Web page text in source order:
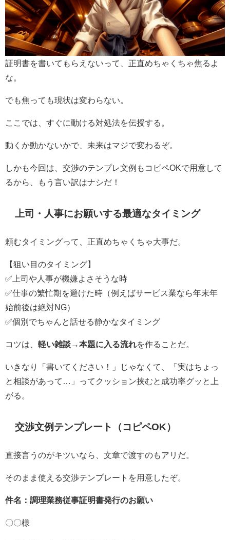
証明書を書いてもらえないって、正直めちゃくちゃ焦るよ
な。
でも焦っても現状は変わらない。
ここでは、すぐに動ける対処法を伝授する。
動くか動かないかで、未来はマジで変わるぞ。
しかも今回は、交渉のテンプレ文例もコピペOKで用意して
るから、もう言い訳はナシだ！
上司・人事にお願いする最適なタイミング
頼むタイミングって、正直めちゃくちゃ大事だ。
【狙い目のタイミング】
✅上司や人事が機嫌よさそうな時
✅仕事の繁忙期を避けた時（例えばサービス業なら年末年
始前後は絶対NG）
✅個別でちゃんと話せる静かなタイミング
コツは、 軽い雑談→本題に入る流れを作ることだ。
いきなり「書いてください！」じゃなくて、「実はちょっ
と相談があって…」ってクッション挟むと成功率グッと上
がる。
交渉文例テンプレート（コピペOK）
直接言うのがキツいなら、文章で渡すのもアリだ。
そのまま使える交渉テンプレートを用意したぞ。
件名：調理業務従事証明書発行のお願い
〇〇様